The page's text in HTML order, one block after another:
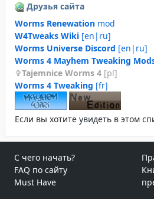
Друзья сайта
Worms Renewation mod
W4Tweaks Wiki [en|ru]
Worms Universe Discord [en|ru]
Worms 4 Mayhem Tweaking
Tajemnice Worms 4 [pl]
Worms 4 Tweaking [fr]
Если вы хотите увидеть в этом
С чего начать?
FAQ по сайту
Must Have